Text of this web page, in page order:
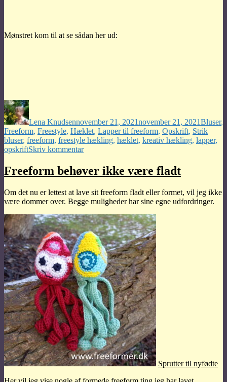
Mønstret kom til at se sådan her ud:
Forfatter
Lena Knudsennovember 21, 2021november 21, 2021Bluser,
Freeform, Freestyle, Hæklet, Lapper til freeform, Opskrift, StrikTags
bluser, freeform, freestyle hækling, hæklet, kreativ hækling, lapper,
opskriftSkriv kommentartil
egne
Freeform behøver ikke være fladt
Om det nu er lettest at lave sit freeform fladt eller formet, vil jeg ikke
være dommer over. Begge muligheder har sine egne udfordringer.
Sprutter til nyfødte